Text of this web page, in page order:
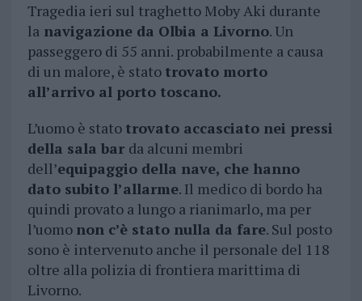
Tragedia ieri sul traghetto Moby Aki durante
lanavigazione da Olbia a Livorno. Un
passeggero di 55 anni. probabilmente a causa
di un malore, è stato trovato morto
all’arrivo al porto toscano.
L’uomo è stato trovato accasciato nei pressi
della sala bar da alcuni membri
dell’equipaggio della nave, che hanno
dato subito l’allarme. Il medico di bordo ha
quindi provato a lungo a rianimarlo, ma per
l’uomo non c’è stato nulla da fare. Sul posto
sono è intervenuto anche il personale del 118
oltre alla polizia di frontiera marittima di
Livorno.